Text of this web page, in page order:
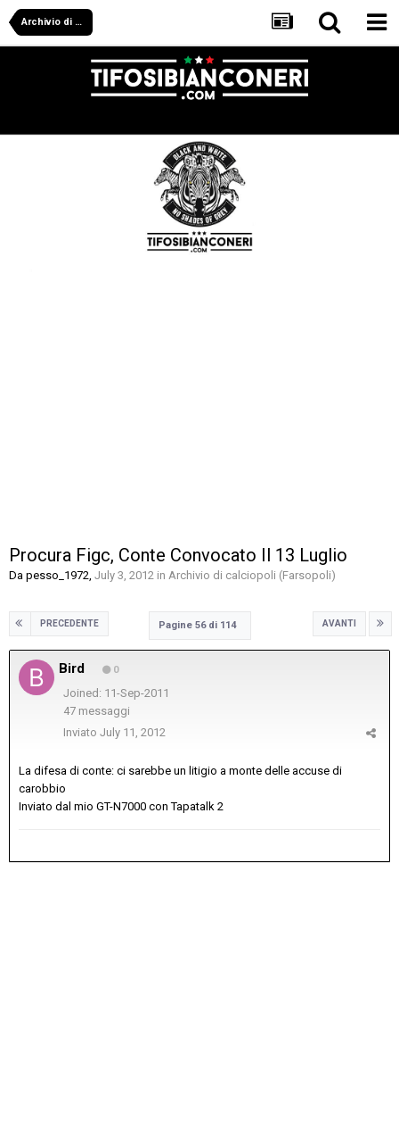
Archivio di calciopoli (Farsopoli)
Procura Figc, Conte Convocato Il 13 Luglio
Da pesso_1972, July 3, 2012 in Archivio di calciopoli (Farsopoli)
PRECEDENTE AVANTI
Pagine 56 di 114
Bird 0
Joined: 11-Sep-2011
47 messaggi
Inviato July 11, 2012
La difesa di conte: ci sarebbe un litigio a monte delle accuse di
carobbio
Inviato dal mio GT-N7000 con Tapatalk 2